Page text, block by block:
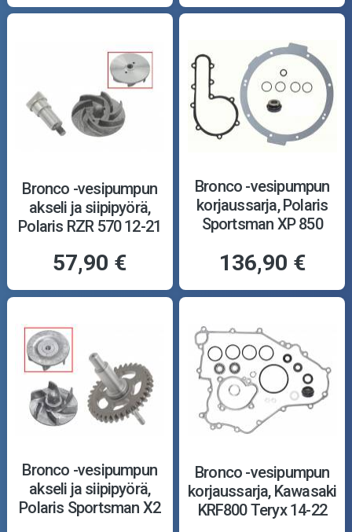
Bronco -vesipumpun
akseli ja siipipyörä,
Polaris RZR 570 12-21
57,90 €
Bronco -vesipumpun
korjaussarja, Polaris
Sportsman XP 850
136,90 €
Bronco -vesipumpun
akseli ja siipipyörä,
Polaris Sportsman X2
Bronco -vesipumpun
korjaussarja, Kawasaki
KRF800 Teryx 14-22